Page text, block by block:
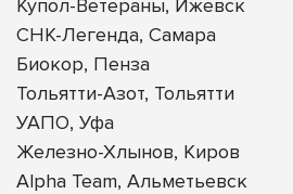
Купол-Ветераны, Ижевск
СНК-Легенда, Самара
Биокор, Пенза
Тольятти-Азот, Тольятти
УАПО, Уфа
Железно-Хлынов, Киров
Alpha Team, Альметьевск